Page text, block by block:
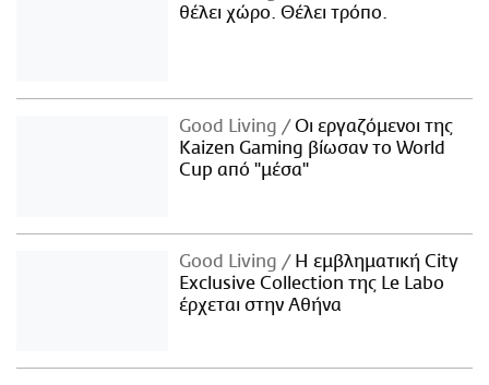
θέλει χώρο. Θέλει τρόπο.
Good Living
Οι εργαζόμενοι της
Kaizen Gaming βίωσαν το World
Cup από "μέσα"
Good Living
Η εμβληματική City
Exclusive Collection της Le Labo
έρχεται στην Αθήνα